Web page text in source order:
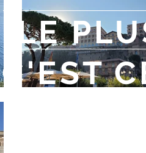
"LE
C'EST
PAS